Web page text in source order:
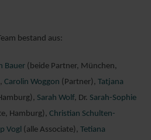
bestand aus:
Bauer (beide Partner, München,
Carolin Woggon (Partner), Tatjana
Sarah Wolf, Dr. Sarah-Sophie
Hamburg), Christian Schulten-
Vogl (alle Associate), Tetiana